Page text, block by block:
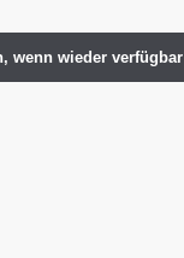
wenn wieder verfügbar